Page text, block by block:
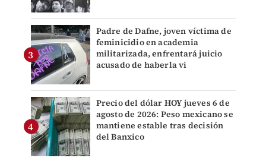
Padre de Dafne, joven víctima de
feminicidio en academia
militarizada, enfrentará juicio
acusado de haberla vi
Precio del dólar HOY jueves 6 de
agosto de 2026: Peso mexicano se
mantiene estable tras decisión
del Banxico